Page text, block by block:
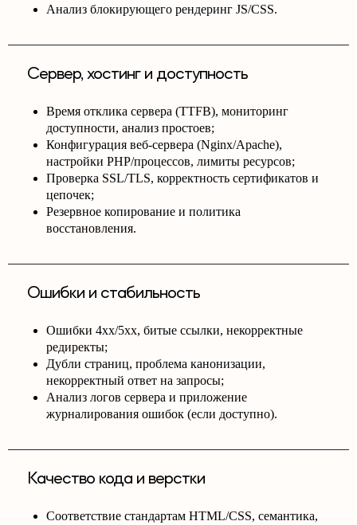
Анализ блокирующего рендеринг JS/CSS.
Сервер, хостинг и доступность
Время отклика сервера (TTFB), мониторинг
доступности, анализ простоев;
Конфигурация веб-сервера (Nginx/Apache),
настройки PHP/процессов, лимиты ресурсов;
Проверка SSL/TLS, корректность сертификатов и
цепочек;
Резервное копирование и политика
восстановления.
Ошибки и стабильность
Ошибки 4xx/5xx, битые ссылки, некорректные
редиректы;
Дубли страниц, проблема канонизации,
некорректный ответ на запросы;
Анализ логов сервера и приложение
журналирования ошибок (если доступно).
Качество кода и верстки
Соответствие стандартам HTML/CSS, семантика,